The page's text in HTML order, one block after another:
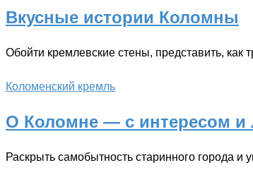
Вкусные истории Коломны
Обойти кремлевские стены, представить,
Коломенский кремль
О Коломне — с интересом
Раскрыть самобытность старинного города и